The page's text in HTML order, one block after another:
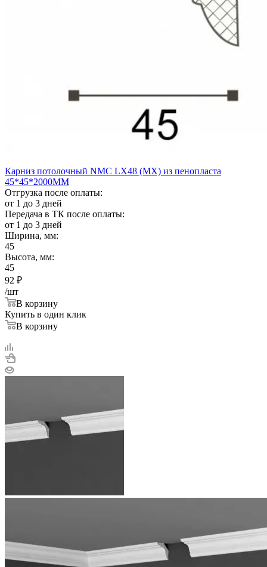
Карниз потолочный NMС LX48 (MX) из пенопласта
45*45*2000ММ
Отгрузка после оплаты:
от 1 до 3 дней
Передача в ТК после оплаты:
от 1 до 3 дней
Ширина, мм:
45
Высота, мм:
45
92 ₽
/шт
В корзину
Купить в один клик
В корзину